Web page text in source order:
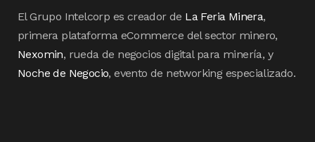
El Grupo Intelcorp es creador de La Feria Minera,
primera plataforma eCommerce del sector minero,
Nexomin, rueda de negocios digital para minería, y
Noche de Negocio, evento de networking especializado.